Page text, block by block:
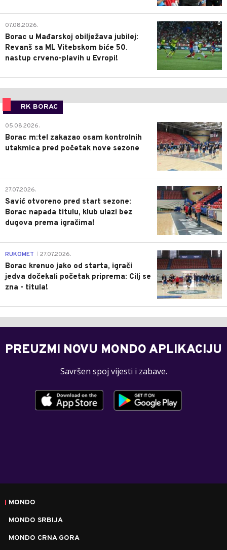
0
07.08.2026.
Borac u Mađarskoj obilježava jubilej:
Revanš sa ML Vitebskom biće 50.
nastup crveno-plavih u Evropi!
RK BORAC
0
05.08.2026.
Borac m:tel zakazao osam kontrolnih
utakmica pred početak nove sezone
0
27.07.2026.
Savić otvoreno pred start sezone:
Borac napada titulu, klub ulazi bez
dugova prema igračima!
0
RUKOMET 27.07.2026.
Borac krenuo jako od starta, igrači
jedva dočekali početak priprema: Cilj se
zna - titula!
PREUZMI NOVU MONDO APLIKACIJU
Savršen spoj vijesti i zabave.
MONDO
MONDO SRBIJA
MONDO CRNA GORA